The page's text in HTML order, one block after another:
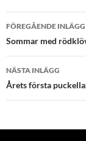
FÖREGÅENDE INLÄGG
Sommar med
NÄSTA INLÄGG
Årets första